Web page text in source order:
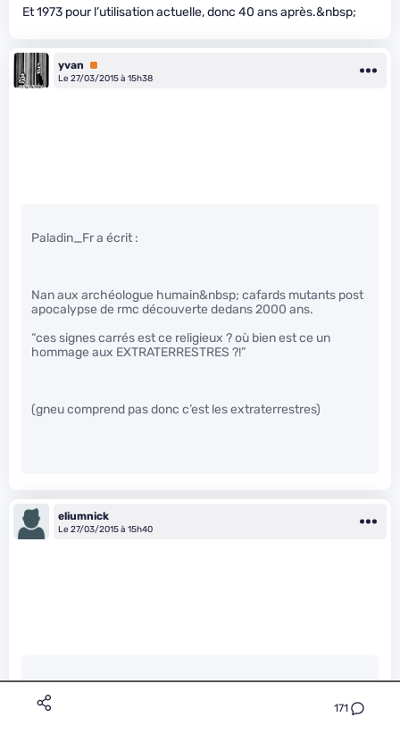
171
Et 1973 pour l’utilisation actuelle, donc 40 ans après.&nbsp;
yvan
Premium
Le 27/03/2015 à 15h38
Paladin_Fr a écrit :
Nan aux archéologue humain&nbsp; cafards mutants post
apocalypse de rmc découverte dedans 2000 ans.
“ces signes carrés est ce religieux ? où bien est ce un
hommage aux EXTRATERRESTRES ?!”
(gneu comprend pas donc c’est les extraterrestres)
eliumnick
Le 27/03/2015 à 15h40